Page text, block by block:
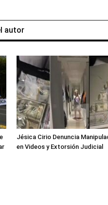
autor
Jésica Cirio Denuncia
en Videos y Extorsión Judicial